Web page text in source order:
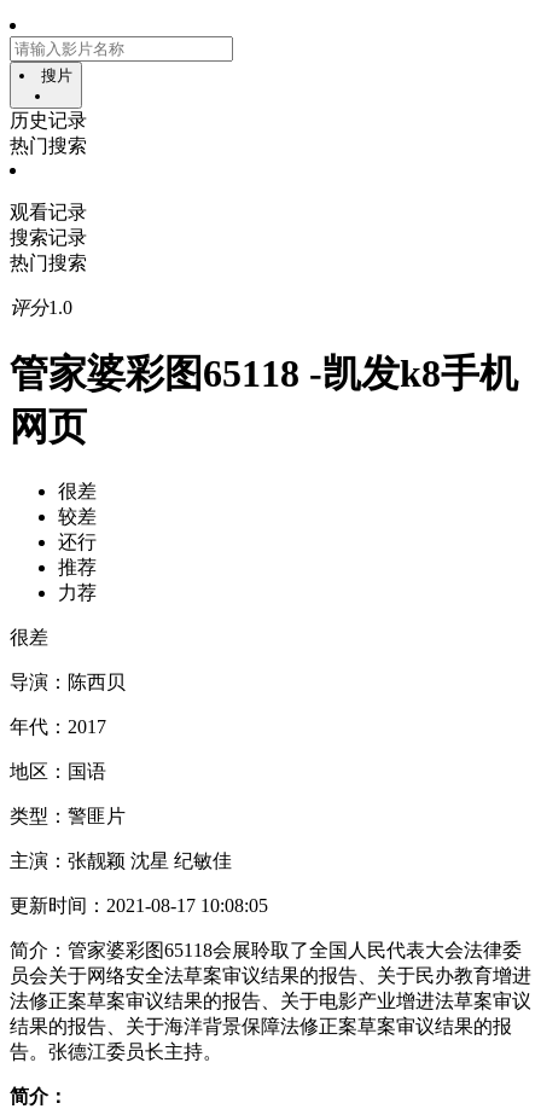
搜片
历史记录
热门搜索
观看记录
搜索记录
热门搜索
评分1.0
管家婆彩图65118 -凯发k8手机
网页
很差
较差
还行
推荐
力荐
很差
导演： 陈西贝
年代： 2017
地区： 国语
类型： 警匪片
主演： 张靓颖 沈星 纪敏佳
更新时间： 2021-08-17 10:08:05
简介： 管家婆彩图65118会展聆取了全国人民代表大会法律委
员会关于网络安全法草案审议结果的报告、关于民办教育增进
法修正案草案审议结果的报告、关于电影产业增进法草案审议
结果的报告、关于海洋背景保障法修正案草案审议结果的报
告。张德江委员长主持。
简介：